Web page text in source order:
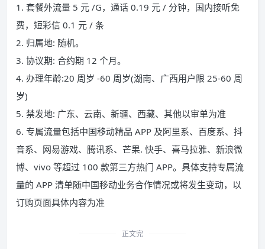
1. 套餐外流量 5 元 /G，通话 0.19 元 / 分钟，国内接听免
费，短彩信 0.1 元 / 条
2. 归属地: 随机。
3. 协议期: 合约期 12 个月。
4. 办理年龄:20 周岁 -60 周岁(湖南、广西用户限 25-60 周
岁)
5. 禁发地: 广东、云南、新疆、西藏、其他以审单为准
6. 专属流量包括中国移动精品 APP 及阿里系、百度系、抖
音系、网易游戏、腾讯系、芒果. 快手、喜马拉雅、新浪微
博、vivo 等超过 100 款第三方热门 APP。具体支持专属流
量的 APP 清单随中国移动业务合作情况或将发生变动，以
订购页面具体内容为准
正文完